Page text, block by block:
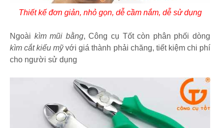
Thiết kế đơn giản, nhỏ gọn, dễ cầm nắm, dễ sử dụng
Ngoài kìm mũi bằng, Công cụ Tốt còn phân phối dòng
kìm cắt kiểu mỹvới giá thành phải chăng, tiết kiệm chi phí
cho người sử dụng